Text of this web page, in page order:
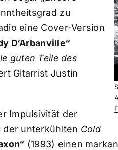
zu
eine Cover-Version
D‘Arbanville“
guten Teile des
Gitarrist Justin
Impulsivität der
der unterkühlten Cold
(1993) einen